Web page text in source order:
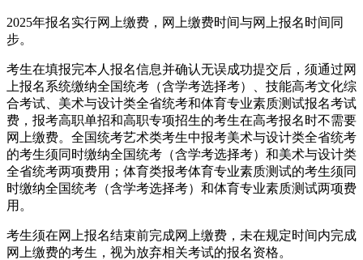
2025年报名实行网上缴费，网上缴费时间与网上报名时间同
步。
考生在填报完本人报名信息并确认无误成功提交后，须通过网
上报名系统缴纳全国统考（含学考选择考）、技能高考文化综
合考试、美术与设计类全省统考和体育专业素质测试报名考试
费，报考高职单招和高职专项招生的考生在高考报名时不需要
网上缴费。全国统考艺术类考生中报考美术与设计类全省统考
的考生须同时缴纳全国统考（含学考选择考）和美术与设计类
全省统考两项费用；体育类报考体育专业素质测试的考生须同
时缴纳全国统考（含学考选择考）和体育专业素质测试两项费
用。
考生须在网上报名结束前完成网上缴费，未在规定时间内完成
网上缴费的考生，视为放弃相关考试的报名资格。